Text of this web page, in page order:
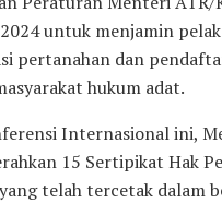
untuk menjamin
pertanahan dan
hukum adat.
Internasional ini,
15 Sertipikat Hak
telah tercetak dalam